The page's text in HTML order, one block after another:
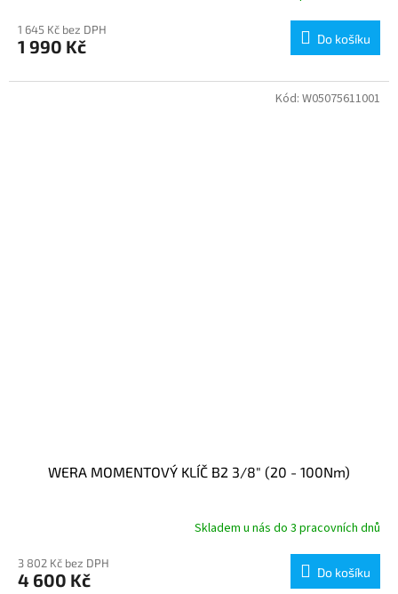
1 645 Kč bez DPH
1 990 Kč Do košíku
WERA MOMENTOVÝ KLÍČ B2 3/8" (20 - 100Nm)
Skladem u nás do 3 pracovních dnů
3 802 Kč bez DPH
4 600 Kč Do košíku
Kód: W05075611001